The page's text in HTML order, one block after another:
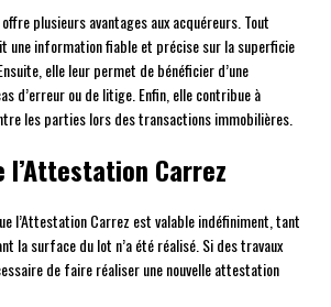
offre plusieurs avantages aux acquéreurs. Tout
une information fiable et précise sur la superficie
elle leur permet de bénéficier d’une
d’erreur ou de litige. Enfin, elle contribue à
les parties lors des transactions immobilières.
l’Attestation Carrez
l’Attestation Carrez est valable indéfiniment, tant
la surface du lot n’a été réalisé. Si des travaux
de faire réaliser une nouvelle attestation